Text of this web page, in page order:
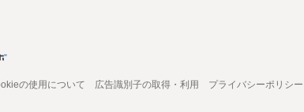
の使用について 広告識別子の取得・利用 プライバシーポリシー